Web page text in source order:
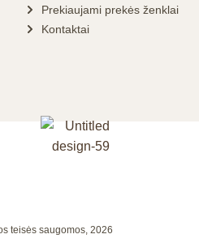
Prekiaujami prekės ženklai
Kontaktai
teisės saugomos, 2026